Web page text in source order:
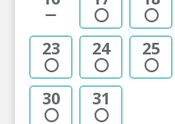
23 24 25
30 31